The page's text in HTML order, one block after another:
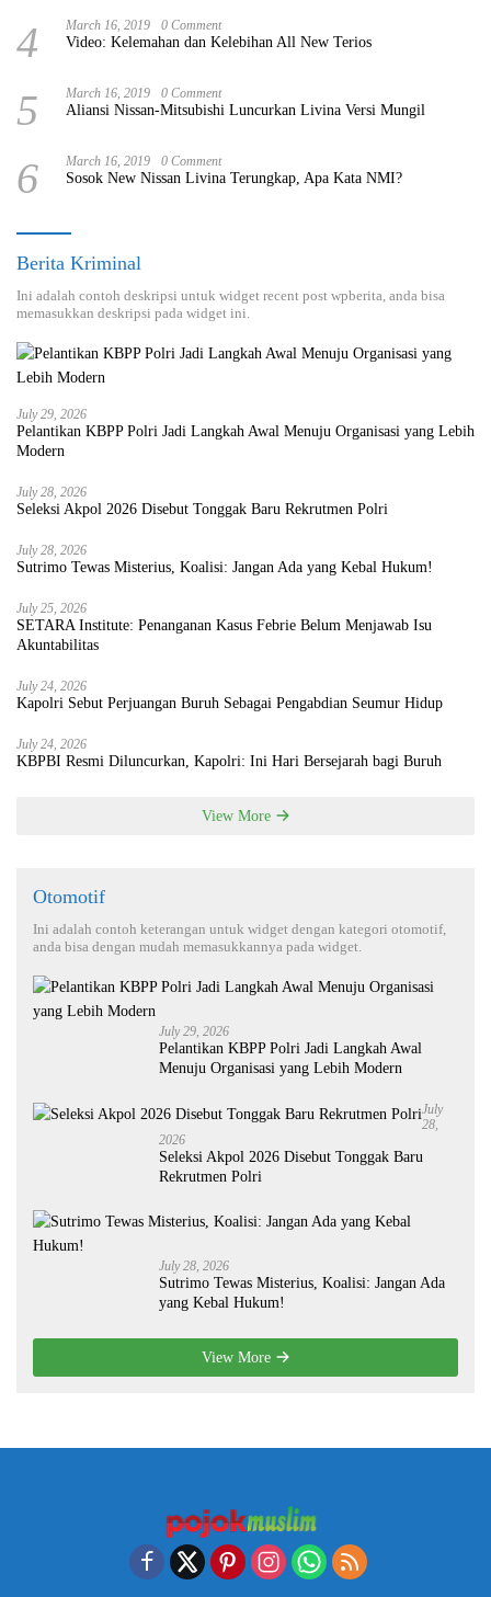
4 March 16, 2019 0 Comment
Video: Kelemahan dan Kelebihan All New Terios
5 March 16, 2019 0 Comment
Aliansi Nissan-Mitsubishi Luncurkan Livina Versi Mungil
6 March 16, 2019 0 Comment
Sosok New Nissan Livina Terungkap, Apa Kata NMI?
Berita Kriminal
Ini adalah contoh deskripsi untuk widget recent post wpberita, anda bisa
memasukkan deskripsi pada widget ini.
July 29, 2026
Pelantikan KBPP Polri Jadi Langkah Awal Menuju Organisasi yang Lebih
Modern
July 28, 2026
Seleksi Akpol 2026 Disebut Tonggak Baru Rekrutmen Polri
July 28, 2026
Sutrimo Tewas Misterius, Koalisi: Jangan Ada yang Kebal Hukum!
July 25, 2026
SETARA Institute: Penanganan Kasus Febrie Belum Menjawab Isu
Akuntabilitas
July 24, 2026
Kapolri Sebut Perjuangan Buruh Sebagai Pengabdian Seumur Hidup
July 24, 2026
KBPBI Resmi Diluncurkan, Kapolri: Ini Hari Bersejarah bagi Buruh
View More
Otomotif
Ini adalah contoh keterangan untuk widget dengan kategori otomotif,
anda bisa dengan mudah memasukkannya pada widget.
July 29, 2026
Pelantikan KBPP Polri Jadi Langkah Awal
Menuju Organisasi yang Lebih Modern
July
28,
2026
Seleksi Akpol 2026 Disebut Tonggak Baru
Rekrutmen Polri
July 28, 2026
Sutrimo Tewas Misterius, Koalisi: Jangan Ada
yang Kebal Hukum!
View More